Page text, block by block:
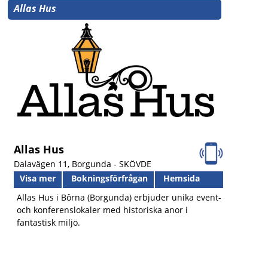
Allas Hus
Allas Hus
Dalavägen 11, Borgunda - SKÖVDE
Visa mer
Bokningsförfrågan
Hemsida
Allas Hus i Bôrna (Borgunda) erbjuder unika event-
och konferenslokaler med historiska anor i
fantastisk miljö.